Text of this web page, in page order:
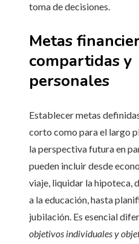
toma de decisiones.
Metas
compartidas y
personales
Establecer metas
corto como para el largo
la perspectiva futura en
pueden incluir desde
viaje, liquidar la hipoteca,
a la educación, hasta
jubilación. Es esencial
objetivos individuales y